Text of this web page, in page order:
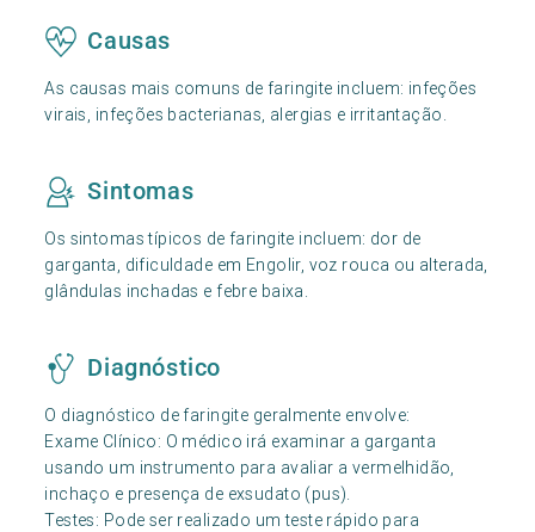
Causas
As causas mais comuns de faringite incluem: infeções
virais, infeções bacterianas, alergias e irritantação.
Sintomas
Os sintomas típicos de faringite incluem: dor de
garganta, dificuldade em Engolir, voz rouca ou alterada,
glândulas inchadas e febre baixa.
Diagnóstico
O diagnóstico de faringite geralmente envolve:
Exame Clínico: O médico irá examinar a garganta
usando um instrumento para avaliar a vermelhidão,
inchaço e presença de exsudato (pus).
Testes: Pode ser realizado um teste rápido para